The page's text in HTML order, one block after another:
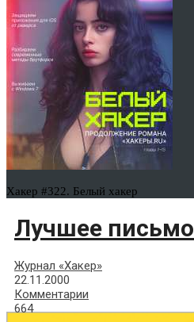
Хакер #322. Белый хакер
Лучшее
Журнал «Хакер»
22.11.2000
Комментарии
664